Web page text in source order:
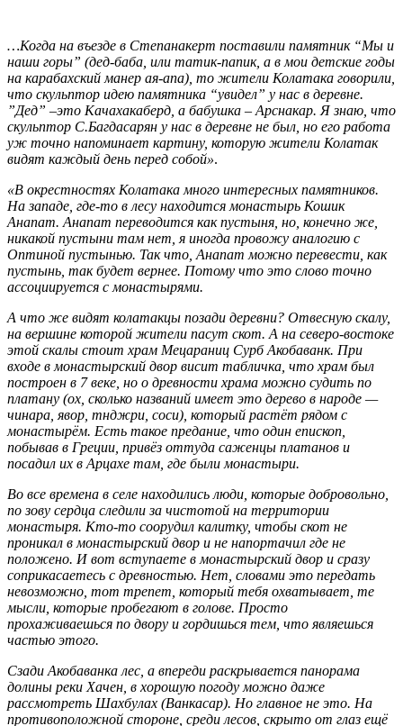
…Когда на въезде в Степанакерт поставили памятник “Мы и
наши горы” (дед-баба, или татик-папик, а в мои детские годы
на карабахский манер ая-апа), то жители Колатака говорили,
что скульптор идею памятника “увидел” у нас в деревне.
”Дед” –это Качахакаберд, а бабушка – Арснакар. Я знаю, что
скульптор С.Багдасарян у нас в деревне не был, но его работа
уж точно напоминает картину, которую жители Колатак
видят каждый день перед собой».
«В окрестностях Колатака много интересных памятников.
На западе, где-то в лесу находится монастырь Кошик
Анапат. Анапат переводится как пустыня, но, конечно же,
никакой пустыни там нет, я иногда провожу аналогию с
Оптиной пустынью. Так что, Анапат можно перевести, как
пустынь, так будет вернее. Потому что это слово точно
ассоциируется с монастырями.
А что же видят колатакцы позади деревни? Отвесную скалу,
на вершине которой жители пасут скот. А на северо-востоке
этой скалы стоит храм Мецараниц Сурб Акобаванк. При
входе в монастырский двор висит табличка, что храм был
построен в 7 веке, но о древности храма можно судить по
платану (ох, сколько названий имеет это дерево в народе —
чинара, явор, тнджри, соси), который растёт рядом с
монастырём. Есть такое предание, что один епископ,
побывав в Греции, привёз оттуда саженцы платанов и
посадил их в Арцахе там, где были монастыри.
Во все времена в селе находились люди, которые добровольно,
по зову сердца следили за чистотой на территории
монастыря. Кто-то соорудил калитку, чтобы скот не
проникал в монастырский двор и не напортачил где не
положено. И вот вступаете в монастырский двор и сразу
соприкасаетесь с древностью. Нет, словами это передать
невозможно, тот трепет, который тебя охватывает, те
мысли, которые пробегают в голове. Просто
прохаживаешься по двору и гордишься тем, что являешься
частью этого.
Сзади Акобаванка лес, а впереди раскрывается панорама
долины реки Хачен, в хорошую погоду можно даже
рассмотреть Шахбулах (Ванкасар). Но главное не это. На
противоположной стороне, среди лесов, скрыто от глаз ещё